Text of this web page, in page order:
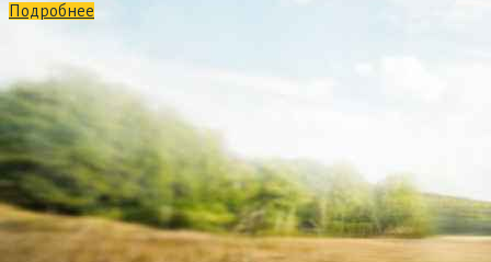
Подробнее